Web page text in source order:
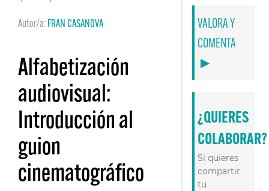
Autor/a: FRAN CASANOVA
Alfabetización
audiovisual:
Introducción al
guion
cinematográfico
VALORA Y
COMENTA
▶
¿QUIERES
COLABORAR?
Si quieres
compartir
tu